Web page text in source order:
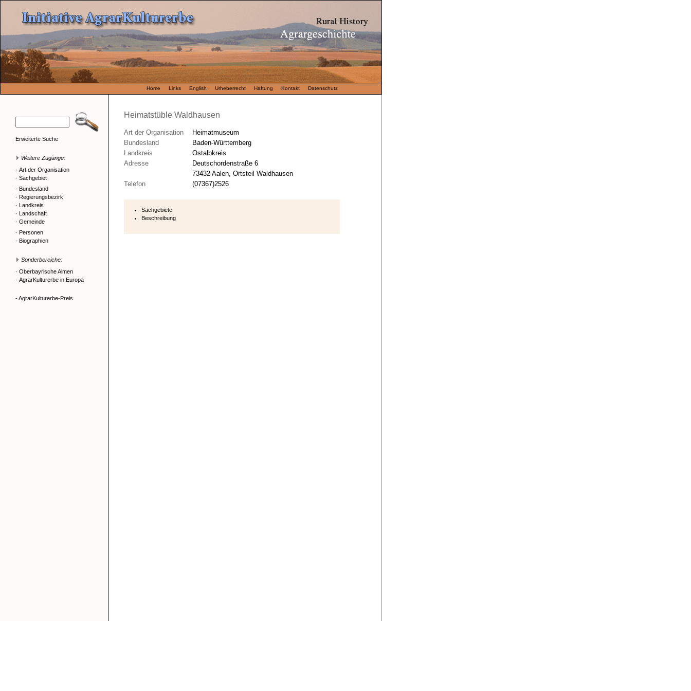
Home Links English Urheberrecht Haftung Kontakt Datenschutz
Erweiterte Suche
Weitere Zugänge:
· Art der Organisation
· Sachgebiet
· Bundesland
· Regierungsbezirk
· Landkreis
· Landschaft
· Gemeinde
· Personen
· Biographien
Sonderbereiche:
· Oberbayrische Almen
· AgrarKulturerbe in Europa
- AgrarKulturerbe-Preis
Heimatstüble Waldhausen
Art der Organisation
Heimatmuseum
Bundesland
Baden-Württemberg
Landkreis
Ostalbkreis
Adresse
Deutschordenstraße 6
73432 Aalen, Ortsteil Waldhausen
Telefon
(07367)2526
Sachgebiete
Beschreibung